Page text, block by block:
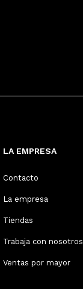
LA EMPRESA
Contacto
La empresa
Tiendas
Trabaja con nosotros
Ventas por mayor